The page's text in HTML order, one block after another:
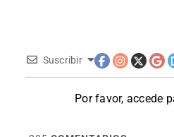
Suscribir
Por favor, accede